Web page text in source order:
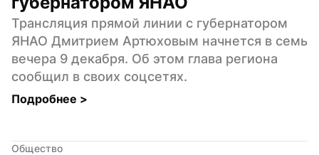
Трансляция прямой линии с губернатором
ЯНАО Дмитрием Артюховым начнется в семь
вечера 9 декабря. Об этом глава региона
сообщил в своих соцсетях.
Подробнее >
Общество